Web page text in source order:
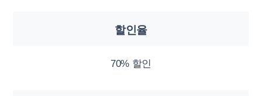
할인율
70% 할인